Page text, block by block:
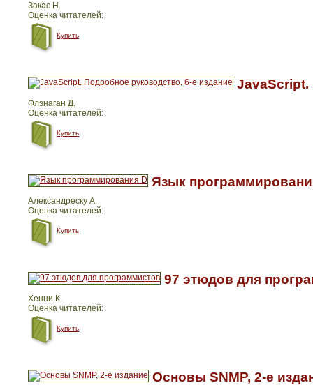
Закас Н.
Оценка читателей:
Купить
JavaScript.
Флэнаган Д.
Оценка читателей:
Купить
Язык
Александреску А.
Оценка читателей:
Купить
97 этюдов для
Хенни К.
Оценка читателей:
Купить
Основы SNMP, 2-е